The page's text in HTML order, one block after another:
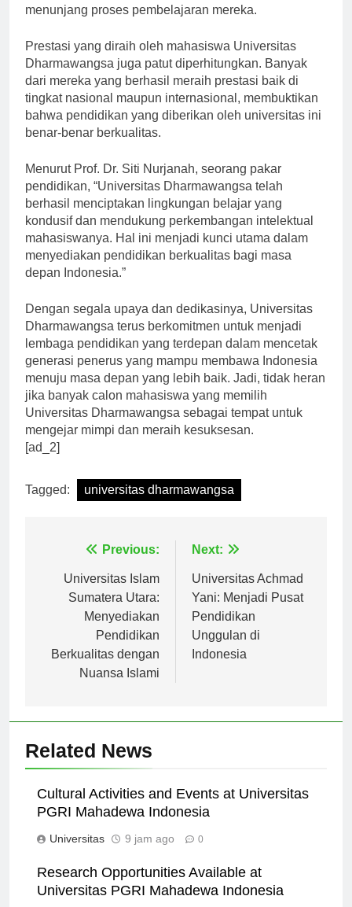
menunjang proses pembelajaran mereka.
Prestasi yang diraih oleh mahasiswa Universitas
Dharmawangsa juga patut diperhitungkan. Banyak
dari mereka yang berhasil meraih prestasi baik di
tingkat nasional maupun internasional, membuktikan
bahwa pendidikan yang diberikan oleh universitas ini
benar-benar berkualitas.
Menurut Prof. Dr. Siti Nurjanah, seorang pakar
pendidikan, “Universitas Dharmawangsa telah
berhasil menciptakan lingkungan belajar yang
kondusif dan mendukung perkembangan intelektual
mahasiswanya. Hal ini menjadi kunci utama dalam
menyediakan pendidikan berkualitas bagi masa
depan Indonesia.”
Dengan segala upaya dan dedikasinya, Universitas
Dharmawangsa terus berkomitmen untuk menjadi
lembaga pendidikan yang terdepan dalam mencetak
generasi penerus yang mampu membawa Indonesia
menuju masa depan yang lebih baik. Jadi, tidak heran
jika banyak calon mahasiswa yang memilih
Universitas Dharmawangsa sebagai tempat untuk
mengejar mimpi dan meraih kesuksesan.
[ad_2]
Tagged: universitas dharmawangsa
Navigasi
pos
Previous:
Universitas Islam
Sumatera Utara:
Menyediakan
Pendidikan
Berkualitas dengan
Nuansa Islami
Next:
Universitas Achmad
Yani: Menjadi Pusat
Pendidikan
Unggulan di
Indonesia
Related News
Cultural Activities and Events at Universitas
PGRI Mahadewa Indonesia
Universitas 9 jam ago 0
Research Opportunities Available at
Universitas PGRI Mahadewa Indonesia